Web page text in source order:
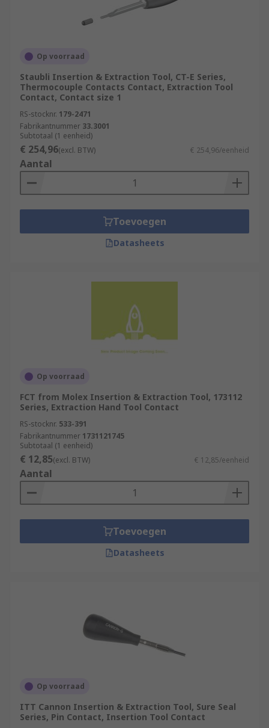
Op voorraad
Staubli Insertion & Extraction Tool, CT-E Series,
Thermocouple Contacts Contact, Extraction Tool
Contact, Contact size 1
RS-stocknr. 179-2471
Fabrikantnummer 33.3001
Subtotaal (1 eenheid)
€ 254,96(excl. BTW) € 254,96/eenheid
Aantal
Toevoegen
Datasheets
Op voorraad
FCT from Molex Insertion & Extraction Tool, 173112
Series, Extraction Hand Tool Contact
RS-stocknr. 533-391
Fabrikantnummer 1731121745
Subtotaal (1 eenheid)
€ 12,85(excl. BTW) € 12,85/eenheid
Aantal
Toevoegen
Datasheets
Op voorraad
ITT Cannon Insertion & Extraction Tool, Sure Seal
Series, Pin Contact, Insertion Tool Contact